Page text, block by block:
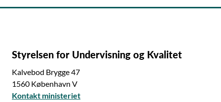
Styrelsen for Undervisning og Kvalitet
Kalvebod Brygge 47
1560 København V
Kontakt ministeriet